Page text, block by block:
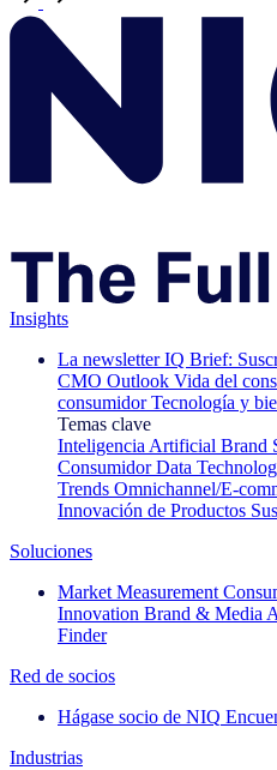
Insights
La newsletter IQ Brief:
CMO Outlook Vida del
consumidor Tecnología y
Temas clave
Inteligencia Artificial Brand
Consumidor Data
Trends Omnichannel/E-
Innovación de Productos
Soluciones
Market Measurement
Innovation Brand & Media
Finder
Red de socios
Hágase socio de NIQ
Industrias